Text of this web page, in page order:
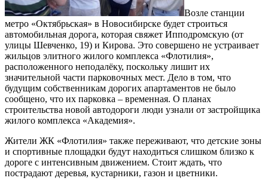
Возле станции
метро «Октябрьская» в Новосибирске будет строиться
автомобильная дорога, которая свяжет Ипподромскую (от
улицы Шевченко, 19) и Кирова. Это совершено не устраивает
жильцов элитного жилого комплекса «Флотилия»,
расположенного неподалёку, поскольку лишит их
значительной части парковочных мест. Дело в том, что
будущим собственникам дорогих апартаментов не было
сообщено, что их парковка – временная. О планах
строительства новой автодороги люди узнали от застройщика
жилого комплекса «Академия».
Жители ЖК «Флотилия» также переживают, что детские зоны
и спортивные площадки будут находиться слишком близко к
дороге с интенсивным движением. Стоит ждать, что
пострадают деревья, кустарники, газон и цветники.